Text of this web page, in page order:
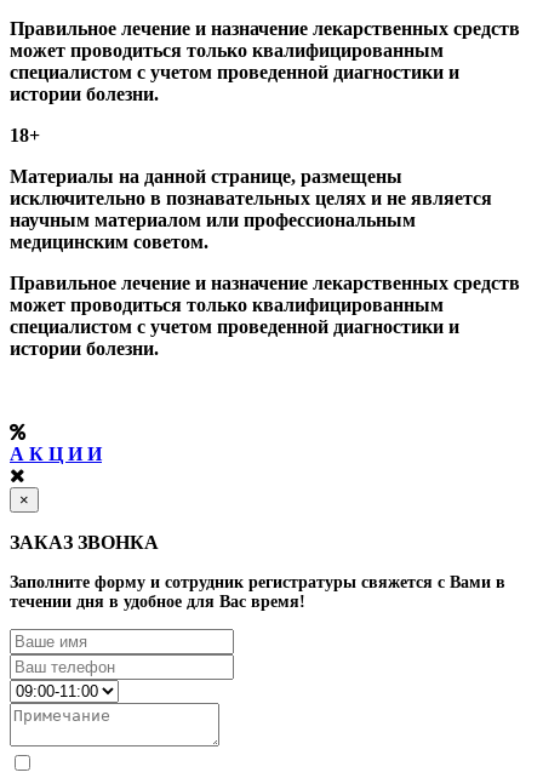
Правильное лечение и назначение лекарственных средств
может проводиться только квалифицированным
специалистом с учетом проведенной диагностики и
истории болезни.
18+
Материалы на данной странице, размещены
исключительно в познавательных целях и не является
научным материалом или профессиональным
медицинским советом.
Правильное лечение и назначение лекарственных средств
может проводиться только квалифицированным
специалистом с учетом проведенной диагностики и
истории болезни.
А К Ц И И
×
ЗАКАЗ ЗВОНКА
Заполните форму и сотрудник регистратуры свяжется с Вами в
течении дня в удобное для Вас время!